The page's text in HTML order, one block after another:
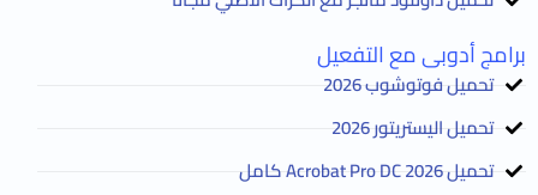
برامج أدوبى مع التفعيل
تحميل فوتوشوب 2026
تحميل اليستريتور 2026
تحميل Acrobat Pro DC 2026 كامل